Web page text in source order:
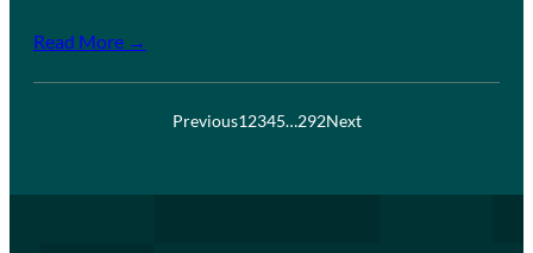
Read More →
Previous12345…292Next